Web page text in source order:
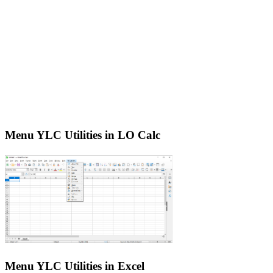
Menu YLC Utilities in LO Calc
Menu YLC Utilities in Excel